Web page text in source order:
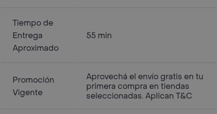
Tiempo de
Entrega
Aproximado
55 min
Promoción
Vigente
Aprovechá el envío gratis en tu
primera compra en tiendas
seleccionadas. Aplican T&C